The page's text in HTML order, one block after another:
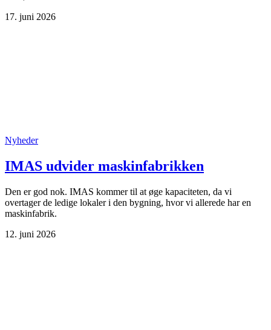
17. juni 2026
Nyheder
IMAS udvider maskinfabrikken
Den er god nok. IMAS kommer til at øge kapaciteten, da vi
overtager de ledige lokaler i den bygning, hvor vi allerede har en
maskinfabrik.
12. juni 2026